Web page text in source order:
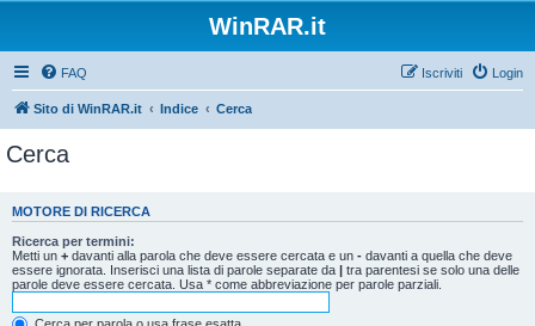
WinRAR.it
FAQ Login
Iscriviti
Sito di WinRAR.it Indice Cerca
Cerca
MOTORE DI RICERCA
Ricerca per termini:
Metti un + davanti alla parola che deve essere cercata e un - davanti a quella che deve
essere ignorata. Inserisci una lista di parole separate da | tra parentesi se solo una delle
parole deve essere cercata. Usa * come abbreviazione per parole parziali.
Cerca per parola o usa frase esatta